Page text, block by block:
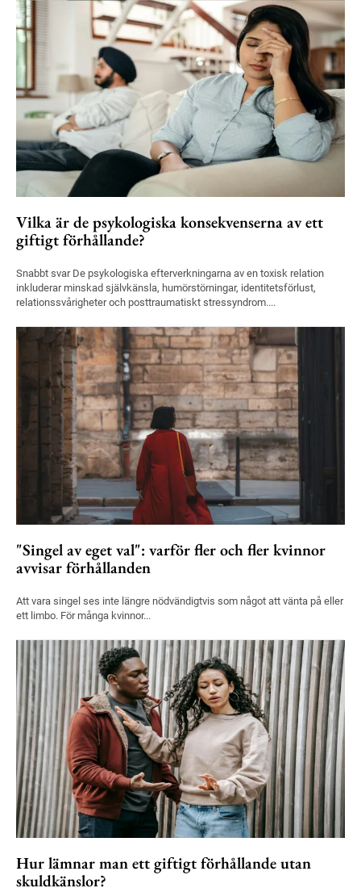
Vilka är de psykologiska konsekvenserna av ett
giftigt förhållande?
Snabbt svar De psykologiska efterverkningarna av en toxisk relation
inkluderar minskad självkänsla, humörstörningar, identitetsförlust,
relationssvårigheter och posttraumatiskt stressyndrom....
"Singel av eget val": varför fler och fler kvinnor
avvisar förhållanden
Att vara singel ses inte längre nödvändigtvis som något att vänta på eller
ett limbo. För många kvinnor...
Hur lämnar man ett giftigt förhållande utan
skuldkänslor?